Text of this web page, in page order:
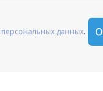
персональных данных.